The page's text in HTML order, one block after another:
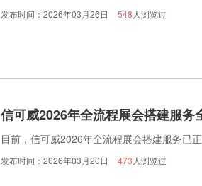
发布时间：2026年03月26日 548 人浏览过
信可威2026年全流程展会搭建服务
目前，信可威2026年全流程展会搭建服务已
发布时间：2026年03月20日 473 人浏览过